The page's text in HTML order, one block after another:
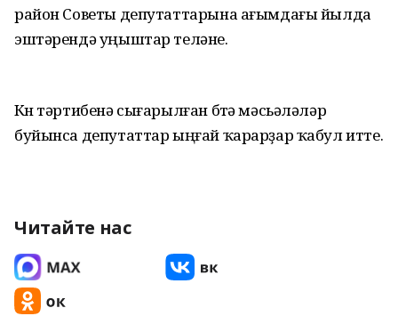
район Советы депутаттарына ағымдағы йылда
эштәрендә уңыштар теләне.
Көн тәртибенә сығарылған бөтә мәсьәләләр
буйынса депутаттар ыңғай ҡарарҙар ҡабул итте.
Читайте нас